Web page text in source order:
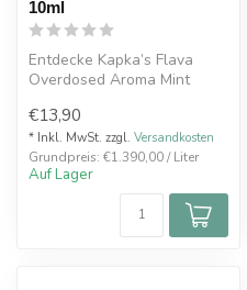
10ml
Entdecke Kapka’s Flava
Overdosed Aroma Mint
Chubby F...
€13,90
* Inkl. MwSt. zzgl. Versandkosten
Grundpreis: €1.390,00 / Liter
Auf Lager